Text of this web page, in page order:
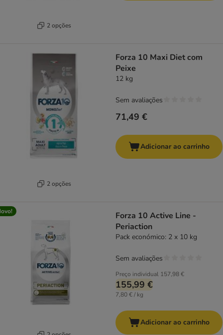
2 opções
2 opções
Forza 10 Maxi Diet com
Peixe
12 kg
71,49 €
Sem avaliações
Adicionar ao carrinho
Forza 10 Active Line -
Periaction
Pack económico: 2 x 10 kg
Preço individual 157,98 €
155,99 €
7,80 € / kg
Sem avaliações
Adicionar ao carrinho